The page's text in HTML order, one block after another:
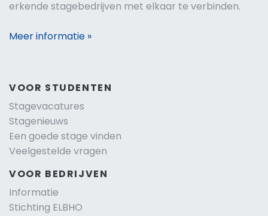
erkende stagebedrijven met elkaar te verbinden.
Meer informatie »
VOOR STUDENTEN
Stagevacatures
Stagenieuws
Een goede stage vinden
Veelgestelde vragen
VOOR BEDRIJVEN
Informatie
Stichting ELBHO